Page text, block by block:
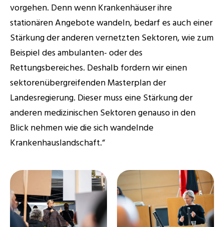
vorgehen. Denn wenn Krankenhäuser ihre
stationären Angebote wandeln, bedarf es auch einer
Stärkung der anderen vernetzten Sektoren, wie zum
Beispiel des ambulanten- oder des
Rettungsbereiches. Deshalb fordern wir einen
sektorenübergreifenden Masterplan der
Landesregierung. Dieser muss eine Stärkung der
anderen medizinischen Sektoren genauso in den
Blick nehmen wie die sich wandelnde
Krankenhauslandschaft.“